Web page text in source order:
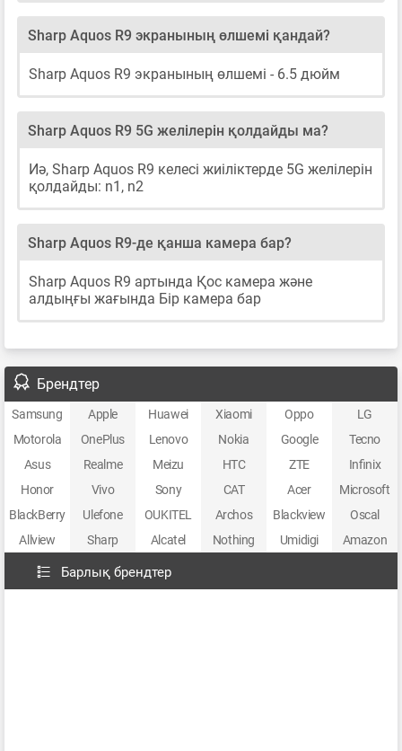
Sharp Aquos R9 экранының өлшемі қандай?
Sharp Aquos R9 экранының өлшемі - 6.5 дюйм
Sharp Aquos R9 5G желілерін қолдайды ма?
Иә, Sharp Aquos R9 келесі жиіліктерде 5G желілерін
қолдайды: n1, n2
Sharp Aquos R9-де қанша камера бар?
Sharp Aquos R9 артында Қос камера және
алдыңғы жағында Бір камера бар
Брендтер
Samsung Apple Huawei Xiaomi Oppo
LG
Motorola
OnePlus Lenovo Nokia Google
Tecno
Asus
Realme Meizu HTC ZTE
Infinix
Honor
Vivo Sony CAT Acer
Microsoft
BlackBerry
Ulefone OUKITEL Archos Blackview
Oscal
Allview
Sharp Alcatel Nothing Umidigi Amazon
Барлық брендтер